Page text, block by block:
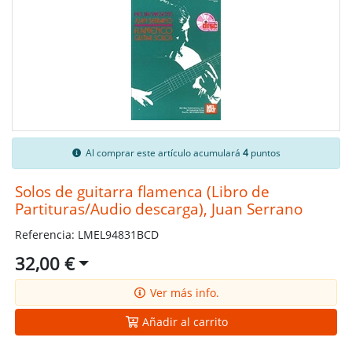
Al comprar este artículo acumulará 4puntos
Solos de guitarra flamenca (Libro de
Partituras/Audio descarga), Juan Serrano
Referencia: LMEL94831BCD
32,00 €
Ver más info.
Añadir al carrito